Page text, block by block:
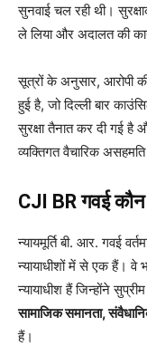
सुनवाई चल रही थी।
ले लिया और अदालत की
सूत्रों के अनुसार, आरोपी
हुई है, जो दिल्ली बार
सुरक्षा तैनात कर दी गई है
व्यक्तिगत वैचारिक
CJI BR गवई
न्यायमूर्ति बी. आर. गवई
न्यायाधीशों में से एक हैं। वे
न्यायाधीश हैं जिन्होंने
सामाजिक समानता,
हैं।